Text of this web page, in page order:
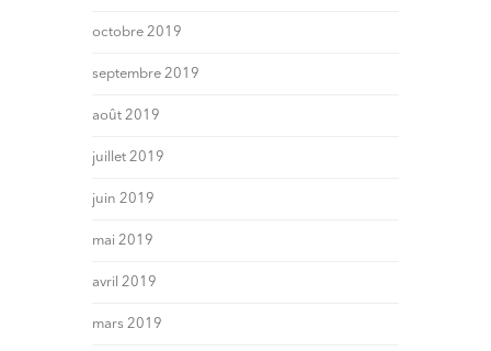
octobre 2019
septembre 2019
août 2019
juillet 2019
juin 2019
mai 2019
avril 2019
mars 2019